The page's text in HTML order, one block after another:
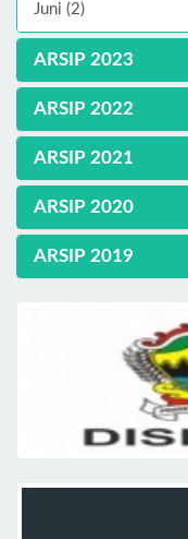
Juni (2)
ARSIP 2023
ARSIP 2022
ARSIP 2021
ARSIP 2020
ARSIP 2019